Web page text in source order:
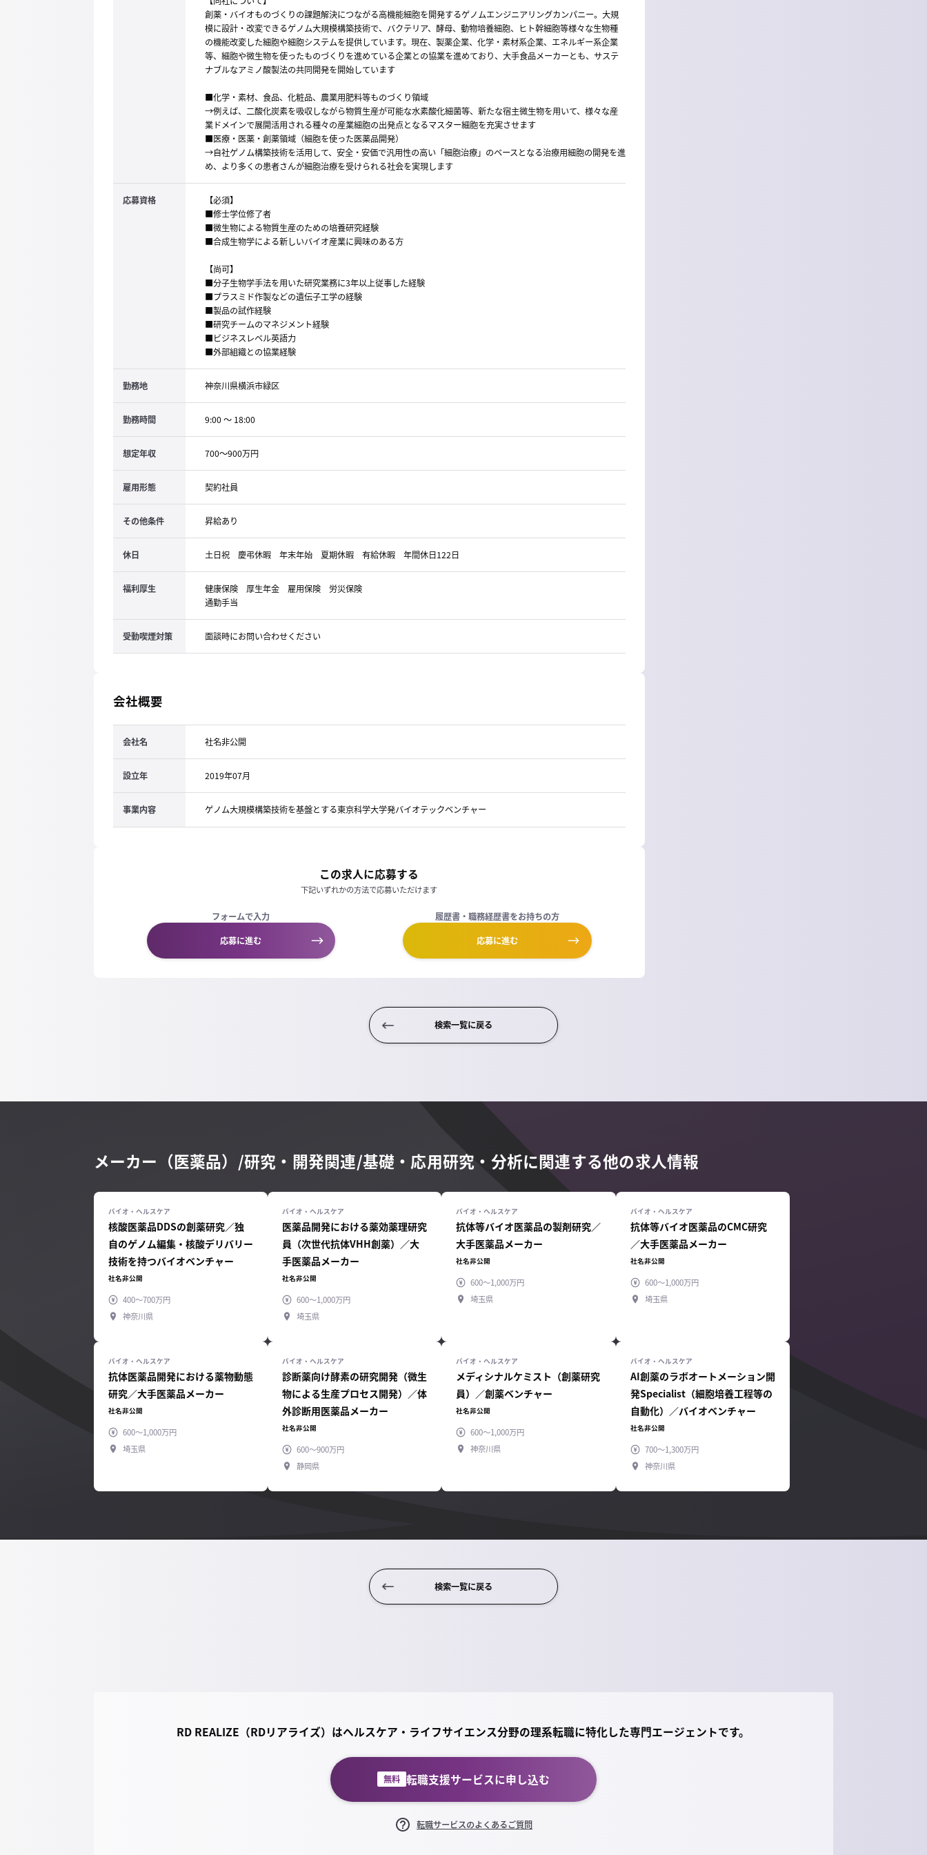
創薬・バイオものづくりの課題解決につながる高機能細胞を開発するゲノムエンジニアリングカンパニー。大規
模に設計・改変できるゲノム大規模構築技術で、バクテリア、酵母、動物培養細胞、ヒト幹細胞等様々な生物種
の機能改変した細胞や細胞システムを提供しています。現在、製薬企業、化学・素材系企業、エネルギー系企業
等、細胞や微生物を使ったものづくりを進めている企業との協業を進めており、大手食品メーカーとも、サステ
ナブルなアミノ酸製法の共同開発を開始しています
■化学・素材、食品、化粧品、農業用肥料等ものづくり領域
→例えば、二酸化炭素を吸収しながら物質生産が可能な水素酸化細菌等、新たな宿主微生物を用いて、様々な産
業ドメインで展開活用される種々の産業細胞の出発点となるマスター細胞を充実させます
■医療・医薬・創薬領域（細胞を使った医薬品開発）
→自社ゲノム構築技術を活用して、安全・安価で汎用性の高い「細胞治療」のベースとなる治療用細胞の開発を進
め、より多くの患者さんが細胞治療を受けられる社会を実現します
応募資格
【必須】
■修士学位修了者
■微生物による物質生産のための培養研究経験
■合成生物学による新しいバイオ産業に興味のある方
【尚可】
■分子生物学手法を用いた研究業務に3年以上従事した経験
■プラスミド作製などの遺伝子工学の経験
■製品の試作経験
■研究チームのマネジメント経験
■ビジネスレベル英語力
■外部組織との協業経験
勤務地 神奈川県横浜市緑区
勤務時間 9:00 ～ 18:00
想定年収 700～900万円
雇用形態 契約社員
その他条件 昇給あり
休日 土日祝 慶弔休暇 年末年始 夏期休暇 有給休暇 年間休日122日
福利厚生
健康保険 厚生年金 雇用保険 労災保険
通勤手当
受動喫煙対策 面談時にお問い合わせください
会社概要
会社名 社名非公開
設立年 2019年07月
事業内容 ゲノム大規模構築技術を基盤とする東京科学大学発バイオテックベンチャー
この求人に応募する
下記いずれかの方法で応募いただけます
フォームで入力
応募に進む
履歴書・職務経歴書をお持ちの方
応募に進む
検索一覧に戻る
メーカー（医薬品）/研究・開発関連/基礎・応用研究・分析に関連する他の求人情報
核酸医薬品DDSの創薬研究／独
自のゲノム編集・核酸デリバリー
技術を持つバイオベンチャー
社名非公開
400～700万円
神奈川県
医薬品開発における薬効薬理研究
員（次世代抗体VHH創薬）／大
手医薬品メーカー
社名非公開
600～1,000万円
埼玉県
抗体等バイオ医薬品の製剤研究／
大手医薬品メーカー
社名非公開
600～1,000万円
埼玉県
抗体等バイオ医薬品のCMC研究
／大手医薬品メーカー
社名非公開
600～1,000万円
埼玉県
抗体医薬品開発における薬物動態
研究／大手医薬品メーカー
社名非公開
600～1,000万円
埼玉県
診断薬向け酵素の研究開発（微生
物による生産プロセス開発）／体
外診断用医薬品メーカー
社名非公開
600～900万円
静岡県
メディシナルケミスト（創薬研究
員）／創薬ベンチャー
社名非公開
600～1,000万円
神奈川県
AI創薬のラボオートメーション開
発Specialist（細胞培養工程等の
自動化）／バイオベンチャー
社名非公開
700～1,300万円
神奈川県
検索一覧に戻る
RD REALIZE（RDリアライズ）はヘルスケア・ライフサイエンス分野の理系転職に特化した専門エージェントです。
無料 転職支援サービスに申し込む
転職サービスのよくあるご質問